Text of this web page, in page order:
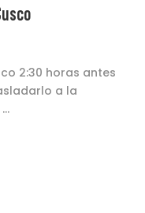
2:30 horas antes
a la